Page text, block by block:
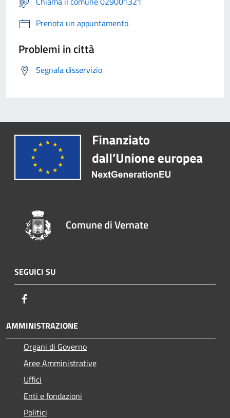
Prenota un appuntamento
Problemi in città
Segnala disservizio
Comune di Vernate
SEGUICI SU
AMMINISTRAZIONE
Organi di Governo
Aree Amministrative
Uffici
Enti e fondazioni
Politici